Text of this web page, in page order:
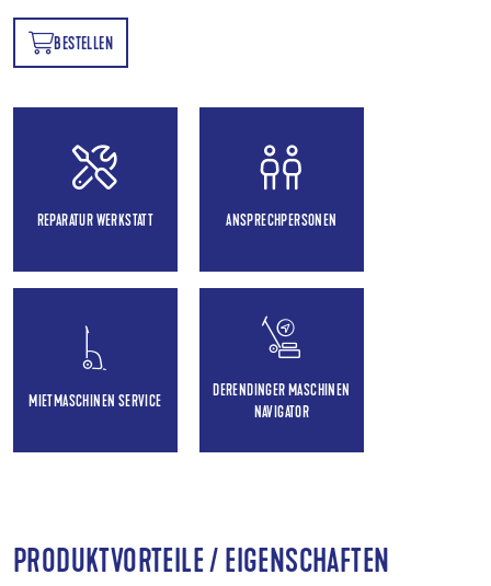
BESTELLEN
REPARATUR WERKSTATT ANSPRECHPERSONEN
MIETMASCHINEN SERVICE
DERENDINGER MASCHINEN
NAVIGATOR
PRODUKTVORTEILE / EIGENSCHAFTEN